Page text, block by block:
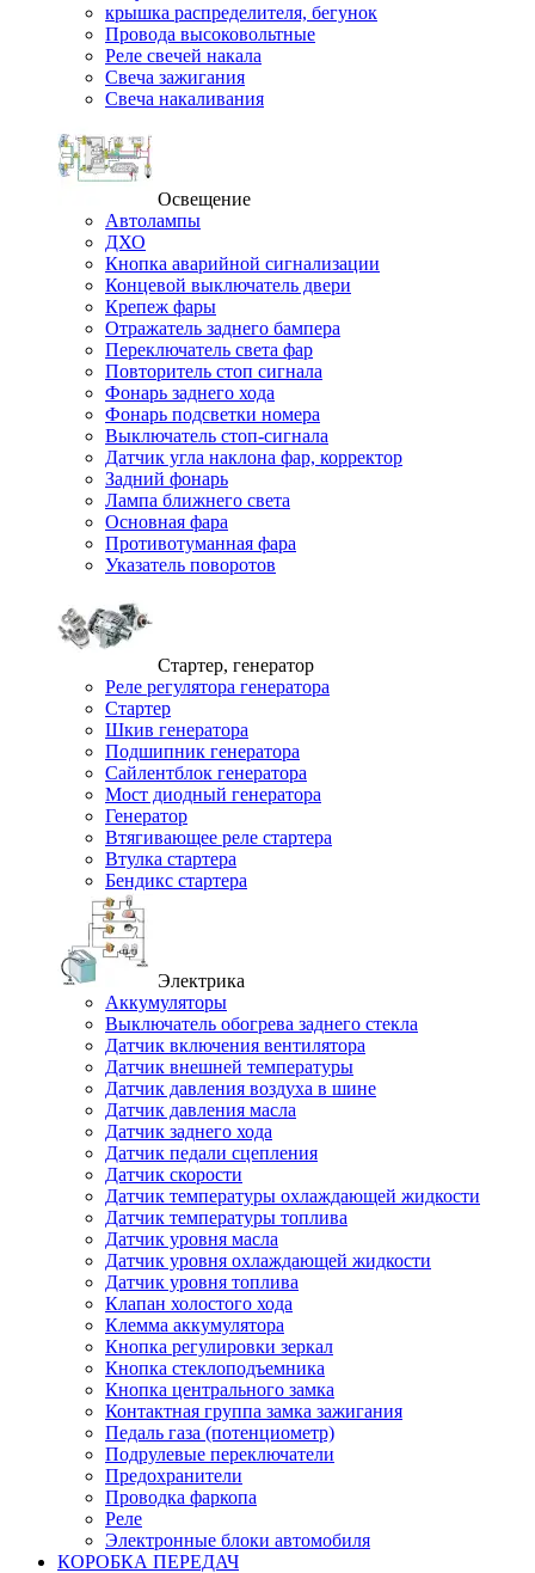
крышка распределителя, бегунок
Провода высоковольтные
Реле свечей накала
Свеча зажигания
Свеча накаливания
Освещение
Автолампы
ДХО
Кнопка аварийной сигнализации
Концевой выключатель двери
Крепеж фары
Отражатель заднего бампера
Переключатель света фар
Повторитель стоп сигнала
Фонарь заднего хода
Фонарь подсветки номера
Выключатель стоп-сигнала
Датчик угла наклона фар, корректор
Задний фонарь
Лампа ближнего света
Основная фара
Противотуманная фара
Указатель поворотов
Стартер, генератор
Реле регулятора генератора
Стартер
Шкив генератора
Подшипник генератора
Сайлентблок генератора
Мост диодный генератора
Генератор
Втягивающее реле стартера
Втулка стартера
Бендикс стартера
Электрика
Аккумуляторы
Выключатель обогрева заднего стекла
Датчик включения вентилятора
Датчик внешней температуры
Датчик давления воздуха в шине
Датчик давления масла
Датчик заднего хода
Датчик педали сцепления
Датчик скорости
Датчик температуры охлаждающей жидкости
Датчик температуры топлива
Датчик уровня масла
Датчик уровня охлаждающей жидкости
Датчик уровня топлива
Клапан холостого хода
Клемма аккумулятора
Кнопка регулировки зеркал
Кнопка стеклоподъемника
Кнопка центрального замка
Контактная группа замка зажигания
Педаль газа (потенциометр)
Подрулевые переключатели
Предохранители
Проводка фаркопа
Реле
Электронные блоки автомобиля
КОРОБКА ПЕРЕДАЧ